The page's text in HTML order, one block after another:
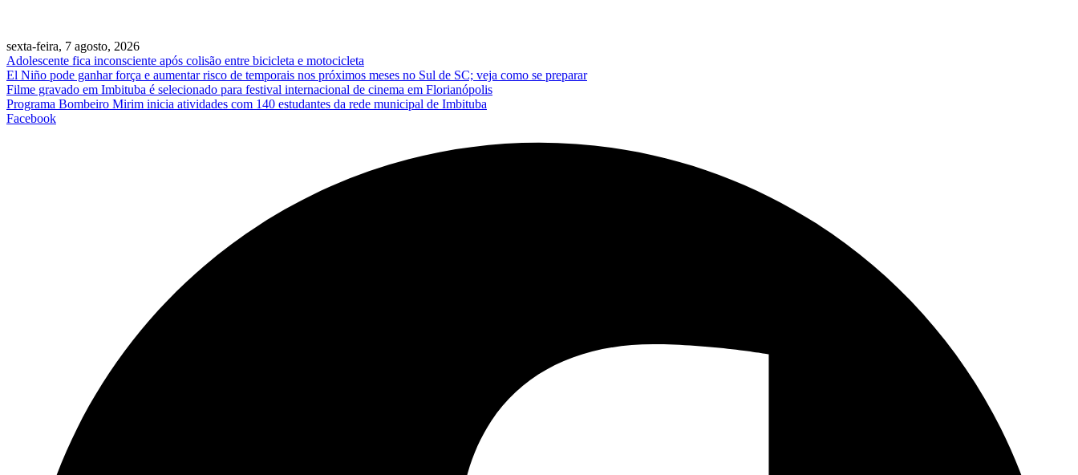
sexta-feira, 7 agosto, 2026
Adolescente fica inconsciente após colisão entre bicicleta e motocicleta
El Niño pode ganhar força e aumentar risco de temporais nos próximos meses no Sul de SC; veja como se preparar
Filme gravado em Imbituba é selecionado para festival internacional de cinema em Florianópolis
Programa Bombeiro Mirim inicia atividades com 140 estudantes da rede municipal de Imbituba
Facebook